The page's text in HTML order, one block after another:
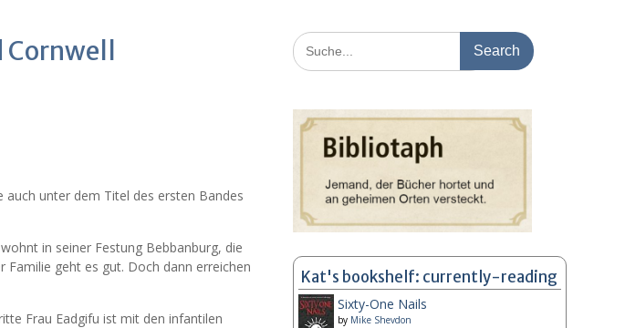
unter dem Titel des ersten Bandes
in seiner Festung Bebbanburg, die
Familie geht es gut. Doch dann erreichen
Frau Eadgifu ist mit den infantilen
Search
for:
Kat's bookshelf: currently-reading
Sixty-One Nails
by Mike Shevdon